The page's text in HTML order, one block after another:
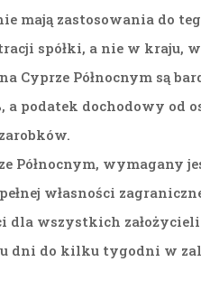
mają zastosowania do
spółki, a nie w kraju,
Cyprze Północnym są
a podatek dochodowy od
Północnym, wymagany
własności
dla wszystkich
dni do kilku tygodni w